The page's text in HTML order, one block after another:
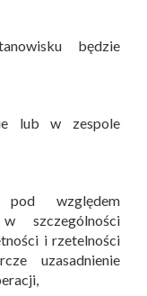
będzie
lub w zespole
pod względem
szczególności
i rzetelności
uzasadnienie